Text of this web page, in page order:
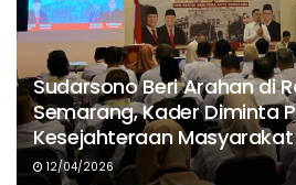
Sudarsono Beri Arahan di
Semarang, Kader Diminta
Kesejahteraan Masyarakat
12/04/2026